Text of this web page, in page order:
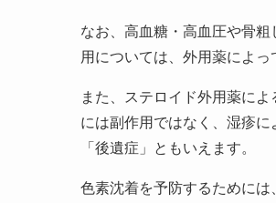
なお、高血糖・高血圧や骨
用については、外用薬によっ
また、ステロイド外用薬に
には副作用ではなく、湿疹
「後遺症」ともいえます。
色素沈着を予防するためには